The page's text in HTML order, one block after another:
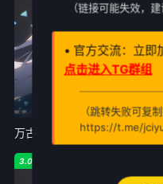
万古至尊:李云霄传 黄泉的
3.0
（链接可能失效，建
• 官方交流：立即
点击进入TG群组
（跳转失败可复制
https://t.me/